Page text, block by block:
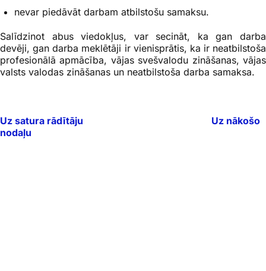
nevar piedāvāt darbam atbilstošu samaksu.
Salīdzinot abus viedokļus, var secināt, ka gan darba
devēji, gan darba meklētāji ir vienisprātis, ka ir neatbilstoša
profesionālā apmācība, vājas svešvalodu zināšanas, vājas
valsts valodas zināšanas un neatbilstoša darba samaksa.
Uz satura rādītāju
Uz nākošo
nodaļu